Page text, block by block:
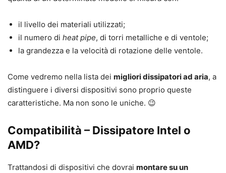
il livello dei materiali utilizzati;
il numero di heat pipe, di torri metalliche e di ventole;
la grandezza e la velocità di rotazione delle ventole.
Come vedremo nella lista dei migliori dissipatori ad aria, a
distinguere i diversi dispositivi sono proprio queste
caratteristiche. Ma non sono le uniche. 😉
Compatibilità – Dissipatore Intel o
AMD?
Trattandosi di dispositivi che dovrai montare su un